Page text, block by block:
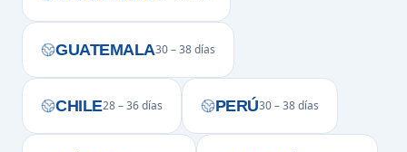
GUATEMALA30 – 38 días
CHILE28 – 36 días PERÚ30 – 38 días